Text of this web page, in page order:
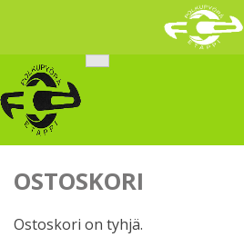
content
OSTOSKORI
Ostoskori on tyhjä.